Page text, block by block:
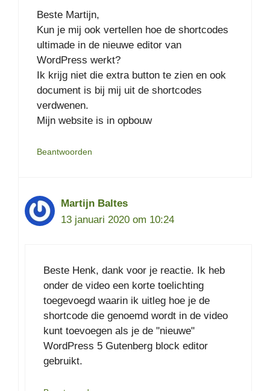
Beste Martijn,
Kun je mij ook vertellen hoe de shortcodes
ultimade in de nieuwe editor van
WordPress werkt?
Ik krijg niet die extra button te zien en ook
document is bij mij uit de shortcodes
verdwenen.
Mijn website is in opbouw
Beantwoorden
Martijn Baltes
13 januari 2020 om 10:24
Beste Henk, dank voor je reactie. Ik heb
onder de video een korte toelichting
toegevoegd waarin ik uitleg hoe je de
shortcode die genoemd wordt in de video
kunt toevoegen als je de "nieuwe"
WordPress 5 Gutenberg block editor
gebruikt.